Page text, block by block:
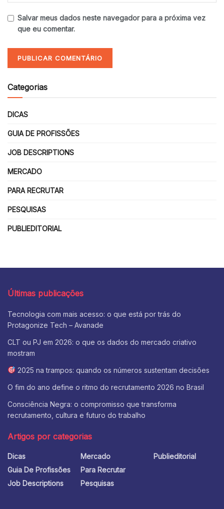
Salvar meus dados neste navegador para a próxima vez
que eu comentar.
Categorias
DICAS
GUIA DE PROFISSÕES
JOB DESCRIPTIONS
MERCADO
PARA RECRUTAR
PESQUISAS
PUBLIEDITORIAL
Últimas publicações
Tecnologia com mais acesso: o que está por trás do
Protagonize Tech – Avanade
CLT ou PJ em 2026: o que os dados do mercado criativo
mostram
2025 na trampos: quando os números sustentam decisões
O fim do ano define o ritmo do recrutamento 2026 no Brasil
Consciência Negra: o compromisso que transforma
recrutamento, cultura e futuro do trabalho
Artigos por categorias
Dicas
Guia De Profissões
Job Descriptions
Mercado
Para Recrutar
Pesquisas
Publieditorial